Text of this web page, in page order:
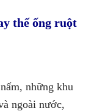
thế ống ruột
những khu
ngoài nước,